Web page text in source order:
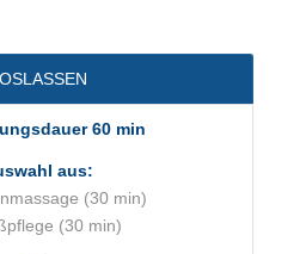
60 min
aus:
(30 min)
(30 min)